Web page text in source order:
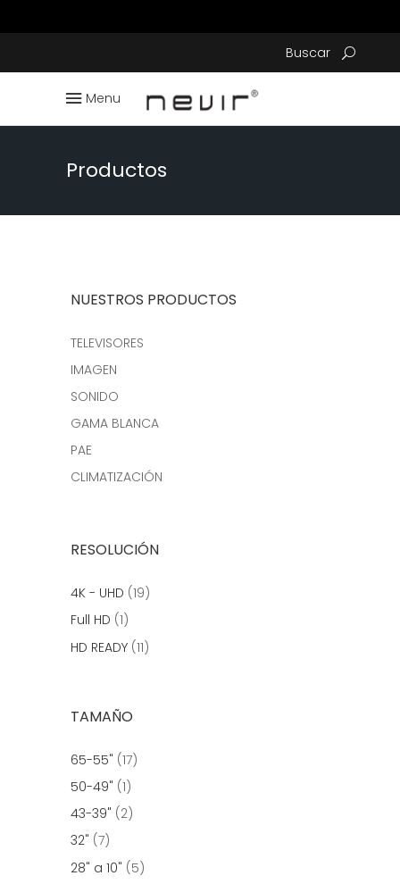
Buscar
Menu
Productos
NUESTROS PRODUCTOS
TELEVISORES
IMAGEN
SONIDO
GAMA BLANCA
PAE
CLIMATIZACIÓN
RESOLUCIÓN
4K - UHD (19)
Full HD (1)
HD READY (11)
TAMAÑO
65-55" (17)
50-49" (1)
43-39" (2)
32" (7)
28" a 10" (5)